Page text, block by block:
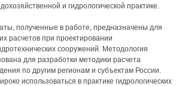
и гидрологической практике.
полученные в работе, предназначены для
расчетов при проектировании
сооружений. Методология
для разработки методики расчета
по другим регионам и субъектам России.
использоваться в практике гидрологических